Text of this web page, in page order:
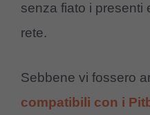
senza fiato i presenti
rete.
Sebbene vi fossero
compatibili con i